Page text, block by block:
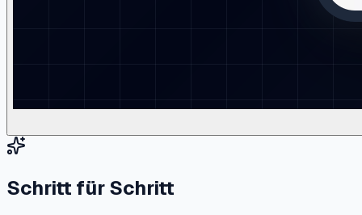
Schritt für Schritt